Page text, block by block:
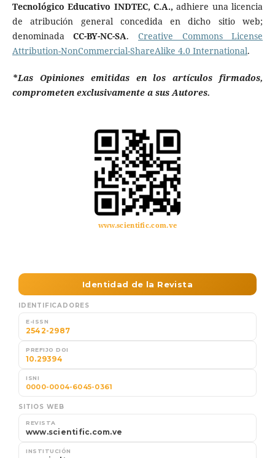
Tecnológico Educativo INDTEC, C.A., adhiere una licencia
de atribución general concedida en dicho sitio web;
denominadaCC-BY-NC-SA. Creative Commons License
Attribution-NonCommercial-ShareAlike 4.0 International.
*Las Opiniones emitidas en los artículos firmados,
comprometen exclusivamente a sus Autores.
www.scientific.com.ve